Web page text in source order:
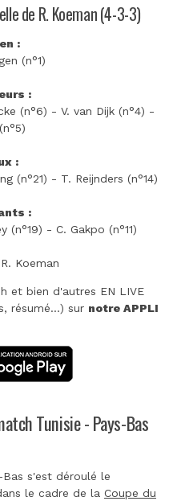
de R. Koeman (4-3-3)
:
(n°1)
:
(n°6) - V. van Dijk (n°4) -
:
(n°21) - T. Reijnders (n°14)
:
(n°19) - C. Gakpo (n°11)
R. Koeman
et bien d'autres EN LIVE
résumé...) sur notre APPLI
Tunisie - Pays-Bas
s'est déroulé le
le cadre de la Coupe du